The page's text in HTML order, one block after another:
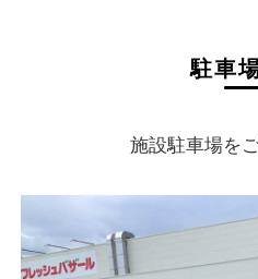
京都府綴喜郡井手町大
イデフル内 別棟D-3
フリーダイヤル
0120-39-5577
電話